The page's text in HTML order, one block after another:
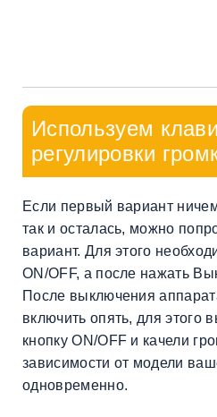
Используем
регулировки
Если первый вариант
так и осталась, можно
вариант. Для этого
ON/OFF, а после нажать
После выключения
включить опять, для этого
кнопку ON/OFF и качели
зависимости от модели
одновременно.